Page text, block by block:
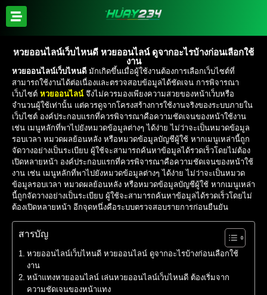
หวยออนไลน์เว็บไหนดี หวยออนไลน์ ดูจากอะไรบ้างก่อนเลือกใช้
งาน
หวยออนไลน์เว็บไหนดี มักเกิดขึ้นเมื่อผู้ใช้งานต้องการเลือกเว็บไซต์ที่
สามารถใช้งานได้ต่อเนื่องและตรวจสอบข้อมูลได้ชัดเจน การพิจารณา
เว็บไซต์ หวยออนไลน์ จึงไม่ควรมองเพียงความสวยของหน้าเว็บหรือ
จำนวนผู้ใช้เท่านั้น แต่ควรดูจากโครงสร้างการใช้งานจริงของระบบภายใน
เว็บไซต์ องค์ประกอบแรกที่ควรพิจารณาคือความชัดเจนของหน้าใช้งาน
เช่น เมนูหลักที่พาไปยังหมวดข้อมูลต่างๆ ได้ง่าย ไม่ว่าจะเป็นหมวดข้อมูล
รอบเวลา หมวดผลย้อนหลัง หรือหมวดข้อมูลบัญชีผู้ใช้ หากเมนูเหล่านี้ถูก
จัดวางอย่างเป็นระเบียบ ผู้ใช้จะสามารถค้นหาข้อมูลได้รวดเร็วโดยไม่ต้อง
เปิดหลายหน้า องค์ประกอบแรกที่ควรพิจารณาคือความชัดเจนของหน้าใช้
งาน เช่น เมนูหลักที่พาไปยังหมวดข้อมูลต่างๆ ได้ง่าย ไม่ว่าจะเป็นหมวด
ข้อมูลรอบเวลา หมวดผลย้อนหลัง หรือหมวดข้อมูลบัญชีผู้ใช้ หากเมนูเหล่า
นี้ถูกจัดวางอย่างเป็นระเบียบ ผู้ใช้จะสามารถค้นหาข้อมูลได้รวดเร็วโดยไม่
ต้องเปิดหลายหน้า อีกจุดหนึ่งคือระบบตรวจสอบรายการก่อนยืนยัน
สารบัญ
หวยออนไลน์เว็บไหนดี หวยออนไลน์ ดูจากอะไรบ้างก่อนเลือกใช้
งาน
หน้าแทงหวยออนไลน์ เล่นหวยออนไลน์เว็บไหนดี ต้องเริ่มจาก
ความชัดเจนของหน้าแทง